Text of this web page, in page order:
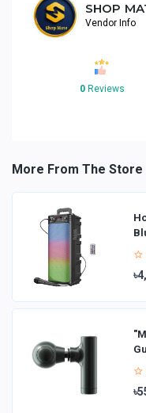
SHOP
Vendor Info
0 Reviews
More From The Store